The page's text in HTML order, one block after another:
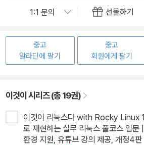
선물하기
중고
알라딘에 팔기
중고
회원에게 팔기
이것이 시리즈 (총 19권)
이것이 리눅스다 with Rocky Linux
로 재현하는 실무 리눅스 풀코스 입
환경 지원, 유튜브 강의 제공, 개정4판